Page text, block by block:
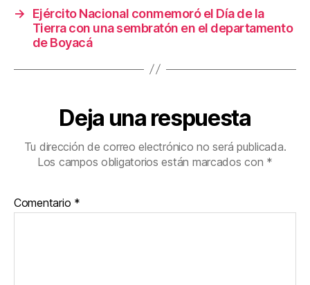
→
Ejército Nacional conmemoró el Día de la
Tierra con una sembratón en el departamento
de Boyacá
Deja una respuesta
Tu dirección de correo electrónico no será publicada.
Los campos obligatorios están marcados con *
Comentario *